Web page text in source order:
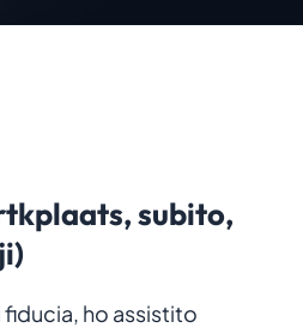
subito,
ho assistito